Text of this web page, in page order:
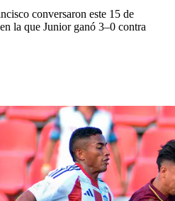
conversaron este 15 de
la que Junior ganó 3–0 contra